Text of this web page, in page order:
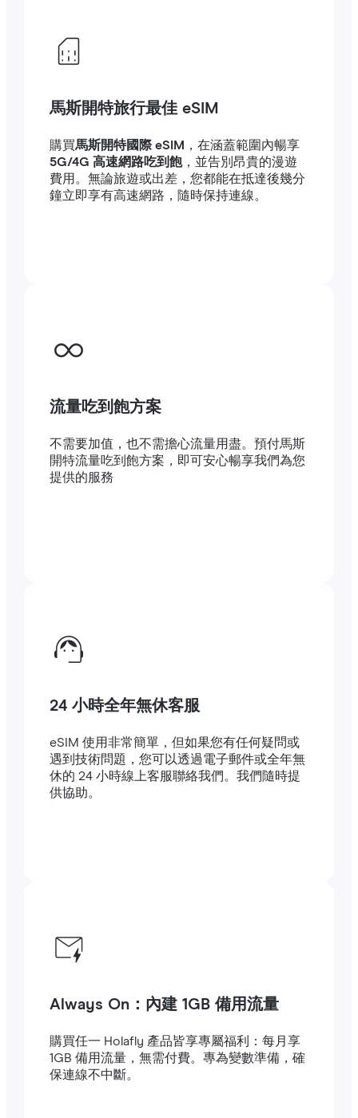
馬斯開特旅行最佳 eSIM
購買馬斯開特國際 eSIM
，在涵蓋範圍內暢享
5G/4G 高速網路吃到飽，並告別昂貴的漫遊
費用。無論旅遊或出差，您都能在抵達後幾分
鐘立即享有高速網路，隨時保持連線。
流量吃到飽方案
不需要加值，也不需擔心流量用盡。預付馬斯
開特流量吃到飽方案，即可安心暢享我們為您
提供的服務
24 小時全年無休客服
eSIM 使用非常簡單，但如果您有任何疑問或
遇到技術問題，您可以透過電子郵件或全年無
休的 24 小時線上客服聯絡我們。我們隨時提
供協助。
Always On：內建 1GB 備用流量
購買任一 Holafly 產品皆享專屬福利：每月享
1GB 備用流量，無需付費。專為變數準備，確
保連線不中斷。